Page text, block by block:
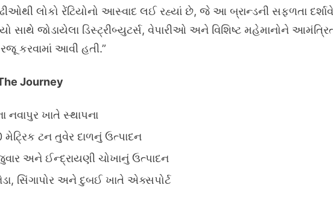
લોકો રેંટિયોનો આસ્વાદ લઈ રહ્યાં છે, જે આ બ્રાન્ડની સફળતા
સાથે જોડાયેલા ડિસ્ટ્રીબ્યુટર્સ, વેપારીઓ અને વિશિષ્ટ મહેમાનોને
રજૂ કરવામાં આવી હતી.”
Journey
નવાપુર ખાતે સ્થાપના
મેટ્રિક ટન તુવેર દાળનું ઉત્પાદન
અને ઈન્દ્રાયણી ચોખાનું ઉત્પાદન
સિંગાપોર અને દુબઈ ખાતે એક્સપોર્ટ